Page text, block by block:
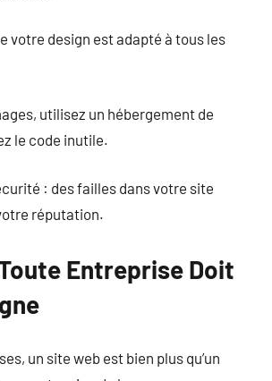
votre design est adapté à tous les
utilisez un hébergement de
le code inutile.
: des failles dans votre site
réputation.
Entreprise Doit
un site web est bien plus qu’un